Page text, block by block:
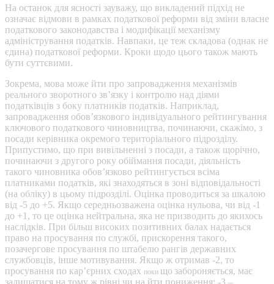
На останок для ясності зауважу, що викладений підхід не
означає відмови в рамках податкової реформи від зміни власне
податкового законодавства і модифікації механізму
адміністрування податків. Навпаки, це теж складова (однак не
єдина) податкової реформи. Кроки щодо цього також мають
бути суттєвими.
Зокрема, мова може йти про запровадження механізмів
реального зворотного зв’язку і контролю над діями
податківців з боку платників податків. Наприклад,
запровадження обов’язкового індивідуального рейтингування
ключового податкового чиновництва, починаючи, скажімо, з
посади керівника окремого територіального підрозділу.
Припустимо, що при вивільненні з посади, а також щорічно,
починаючи з другого року обіймання посади, діяльність
такого чиновника обов’язково рейтингується всіма
платниками податків, які знаходяться в зоні відповідальності
(на обліку) в цьому підрозділі. Оцінка проводиться за шкалою
від -5 до +5. Якщо середньозважена оцінка нульова, чи від -1
до +1, то це оцінка нейтральна, яка не призводить до якихось
наслідків. При більш високих позитивних балах надається
право на просування по службі, прискорення такого,
позачергове просування по штабелю рангів державних
службовців, інше мотивування. Якщо ж отримав -2, то
просування по кар’єрних сходах поки що забороняється, має